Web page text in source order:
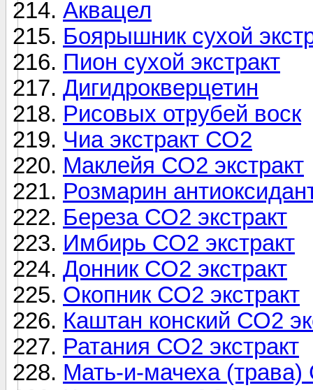
Аквацел
Боярышник сухой
Пион сухой экстракт
Дигидрокверцетин
Рисовых отрубей воск
Чиа экстракт СО2
Маклейя СО2 экстракт
Розмарин
Береза СО2 экстракт
Имбирь СО2 экстракт
Донник СО2 экстракт
Окопник СО2 экстракт
Каштан конский СО2
Ратания СО2 экстракт
Мать-и-мачеха (трава)